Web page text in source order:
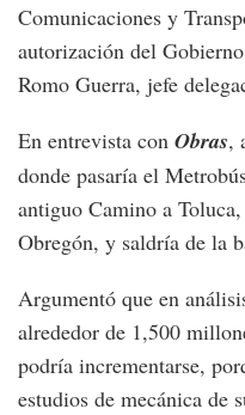
Comunicaciones y
autorización del
Romo Guerra, jefe
En entrevista con Obras,
donde pasaría el
antiguo Camino a
Obregón, y saldría de la
Argumentó que en
alrededor de 1,500
podría incrementarse,
estudios de mecánica de